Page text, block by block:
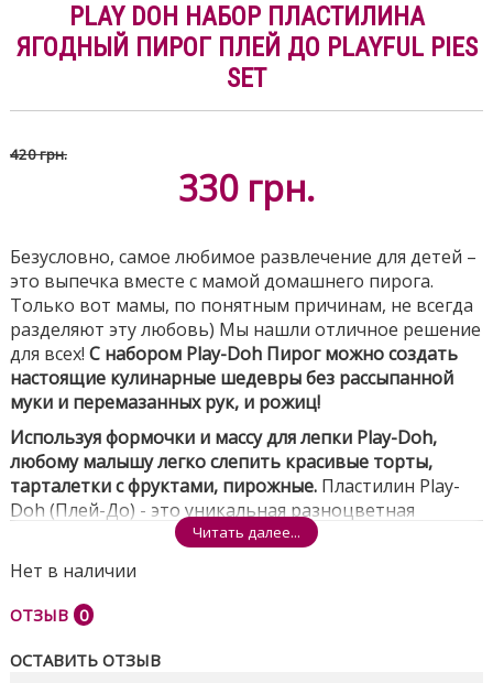
PLAY DOH НАБОР ПЛАСТИЛИНА
ЯГОДНЫЙ ПИРОГ ПЛЕЙ ДО PLAYFUL PIES
SET
420 грн.
330 грн.
Безусловно, самое любимое развлечение для детей –
это выпечка вместе с мамой домашнего пирога.
Только вот мамы, по понятным причинам, не всегда
разделяют эту любовь) Мы нашли отличное решение
для всех! С набором Play-Doh Пирог можно создать
настоящие кулинарные шедевры без рассыпанной
муки и перемазанных рук, и рожиц!
Используя формочки и массу для лепки Play-Doh,
любому малышу легко слепить красивые торты,
тарталетки с фруктами, пирожные.Пластилин Play-
Doh (Плей-До) - это уникальная разноцветная
пластичная масса. Он очень легко разминается в
руках и не оставляет жирных следов или отпечатков
красителей. Его съедобные компоненты (водичка,
круто замешанная с солью, пшеничная мука и ряд
других безопасных веществ) – залог того, что
увлеченному лепкой малышу и домашним животным
Читать далее...
Нет в наличии
ОТЗЫВ 0
ОСТАВИТЬ ОТЗЫВ